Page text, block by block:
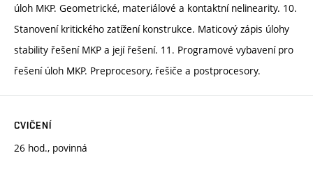
úloh MKP. Geometrické, materiálové a kontaktní nelinearity. 10.
Stanovení kritického zatížení konstrukce. Maticový zápis úlohy
stability řešení MKP a její řešení. 11. Programové vybavení pro
řešení úloh MKP. Preprocesory, řešiče a postprocesory.
CVIČENÍ
26 hod., povinná